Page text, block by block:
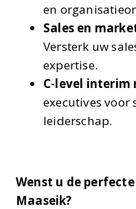
en
Sales en
Versterk uw
expertise.
C-level interim
executives voor
leiderschap.
Wenst u de
Maaseik?